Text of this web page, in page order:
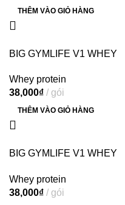
THÊM VÀO GIỎ HÀNG
BIG GYMLIFE V1 WHEY
Whey protein
38,000₫ gói
THÊM VÀO GIỎ HÀNG
BIG GYMLIFE V1 WHEY
Whey protein
38,000₫ gói